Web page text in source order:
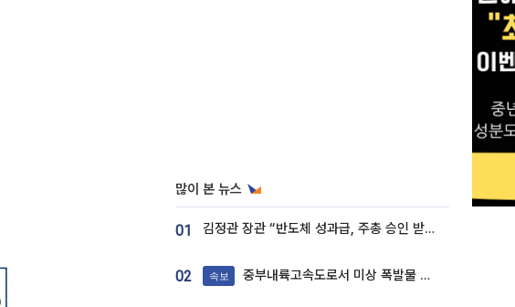
많이 본 뉴스
01 김정관 장관 “반도체 성과급, 주총 승인 받도록”…상법·자본시장법 개정 시사
02 속보 중부내륙고속도로서 미상 폭발물 발견